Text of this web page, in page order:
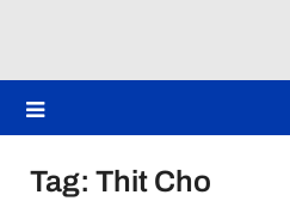
Tag: Thit Cho